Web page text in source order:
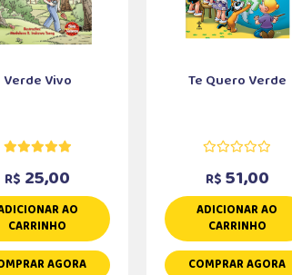
Verde Vivo
R$ 25,00
AO
CARRINHO
AGORA
Te Quero Verde
R$ 51,00
ADICIONAR AO
CARRINHO
COMPRAR AGORA